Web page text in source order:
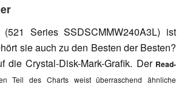
(521 Series SSDSCMMW240A3L) ist
sie auch zu den Besten der Besten?
die Crystal-Disk-Mark-Grafik. Der Read-
Teil des Charts weist überraschend ähnliche